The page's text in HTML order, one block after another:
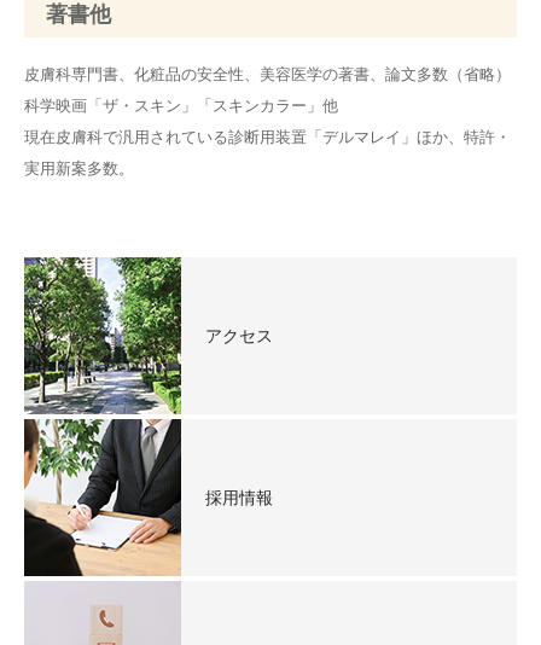
著書他
皮膚科専門書、化粧品の安全性、美容医学の著書、論文多数（省略）
科学映画「ザ・スキン」「スキンカラー」他
現在皮膚科で汎用されている診断用装置「デルマレイ」ほか、特許・
実用新案多数。
アクセス
採用情報